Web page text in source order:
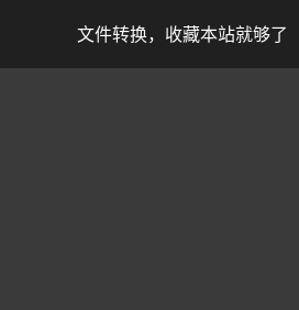
文件转换，收藏本站就够了